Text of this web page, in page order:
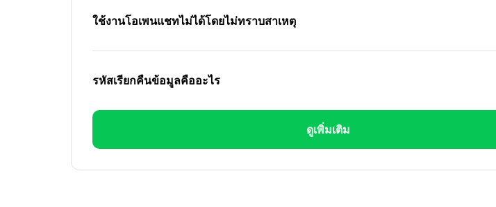
ใช้งานโอเพนแชทไม่ได้โดยไม่ทราบสาเหตุ
รหัสเรียกคืนข้อมูลคืออะไร
ดูเพิ่มเติม